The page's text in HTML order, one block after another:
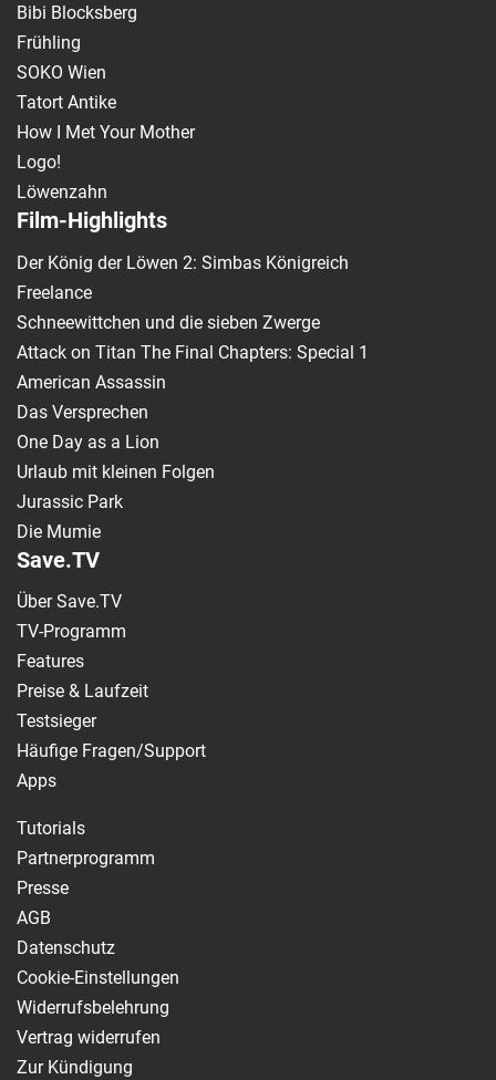
Bibi Blocksberg
Frühling
SOKO Wien
Tatort Antike
How I Met Your Mother
Logo!
Löwenzahn
Film-Highlights
Der König der Löwen 2: Simbas Königreich
Freelance
Schneewittchen und die sieben Zwerge
Attack on Titan The Final Chapters: Special 1
American Assassin
Das Versprechen
One Day as a Lion
Urlaub mit kleinen Folgen
Jurassic Park
Die Mumie
Save.TV
Über Save.TV
TV-Programm
Features
Preise & Laufzeit
Testsieger
Häufige Fragen/Support
Apps
Tutorials
Partnerprogramm
Presse
AGB
Datenschutz
Cookie-Einstellungen
Widerrufsbelehrung
Vertrag widerrufen
Zur Kündigung